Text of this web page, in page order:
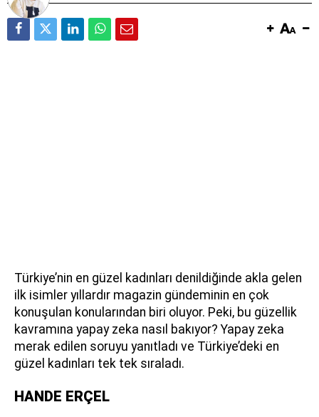
Türkiye’nin en güzel kadınları denildiğinde akla gelen
ilk isimler yıllardır magazin gündeminin en çok
konuşulan konularından biri oluyor. Peki, bu güzellik
kavramına yapay zeka nasıl bakıyor? Yapay zeka
merak edilen soruyu yanıtladı ve Türkiye’deki en
güzel kadınları tek tek sıraladı.
HANDE ERÇEL